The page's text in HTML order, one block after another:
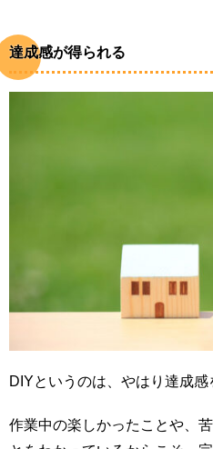
達成感が得られる
DIYというのは、やはり達成感
作業中の楽しかったことや、